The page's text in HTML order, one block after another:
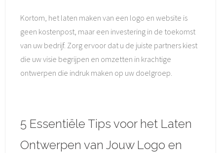
Kortom, het laten maken van een logo en website is
geen kostenpost, maar een investering in de toekomst
van uw bedrijf. Zorg ervoor dat u de juiste partners kiest
die uw visie begrijpen en omzetten in krachtige
ontwerpen die indruk maken op uw doelgroep.
5 Essentiële Tips voor het Laten
Ontwerpen van Jouw Logo en